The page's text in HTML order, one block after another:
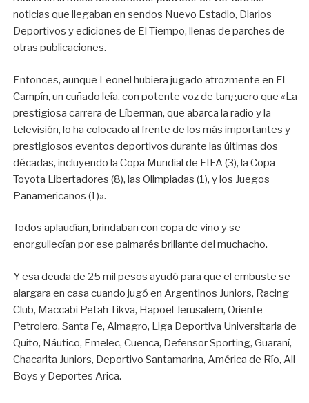
noticias que llegaban en sendos Nuevo Estadio, Diarios
Deportivos y ediciones de El Tiempo, llenas de parches de
otras publicaciones.
Entonces, aunque Leonel hubiera jugado atrozmente en El
Campín, un cuñado leía, con potente voz de tanguero que «La
prestigiosa carrera de Líberman, que abarca la radio y la
televisión, lo ha colocado al frente de los más importantes y
prestigiosos eventos deportivos durante las últimas dos
décadas, incluyendo la Copa Mundial de FIFA (3), la Copa
Toyota Libertadores (8), las Olimpiadas (1), y los Juegos
Panamericanos (1)».
Todos aplaudían, brindaban con copa de vino y se
enorgullecían por ese palmarés brillante del muchacho.
Y esa deuda de 25 mil pesos ayudó para que el embuste se
alargara en casa cuando jugó en Argentinos Juniors, Racing
Club, Maccabi Petah Tikva, Hapoel Jerusalem, Oriente
Petrolero, Santa Fe, Almagro, Liga Deportiva Universitaria de
Quito, Náutico, Emelec, Cuenca, Defensor Sporting, Guaraní,
Chacarita Juniors, Deportivo Santamarina, América de Río, All
Boys y Deportes Arica.